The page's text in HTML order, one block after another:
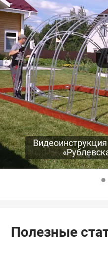
Полезные